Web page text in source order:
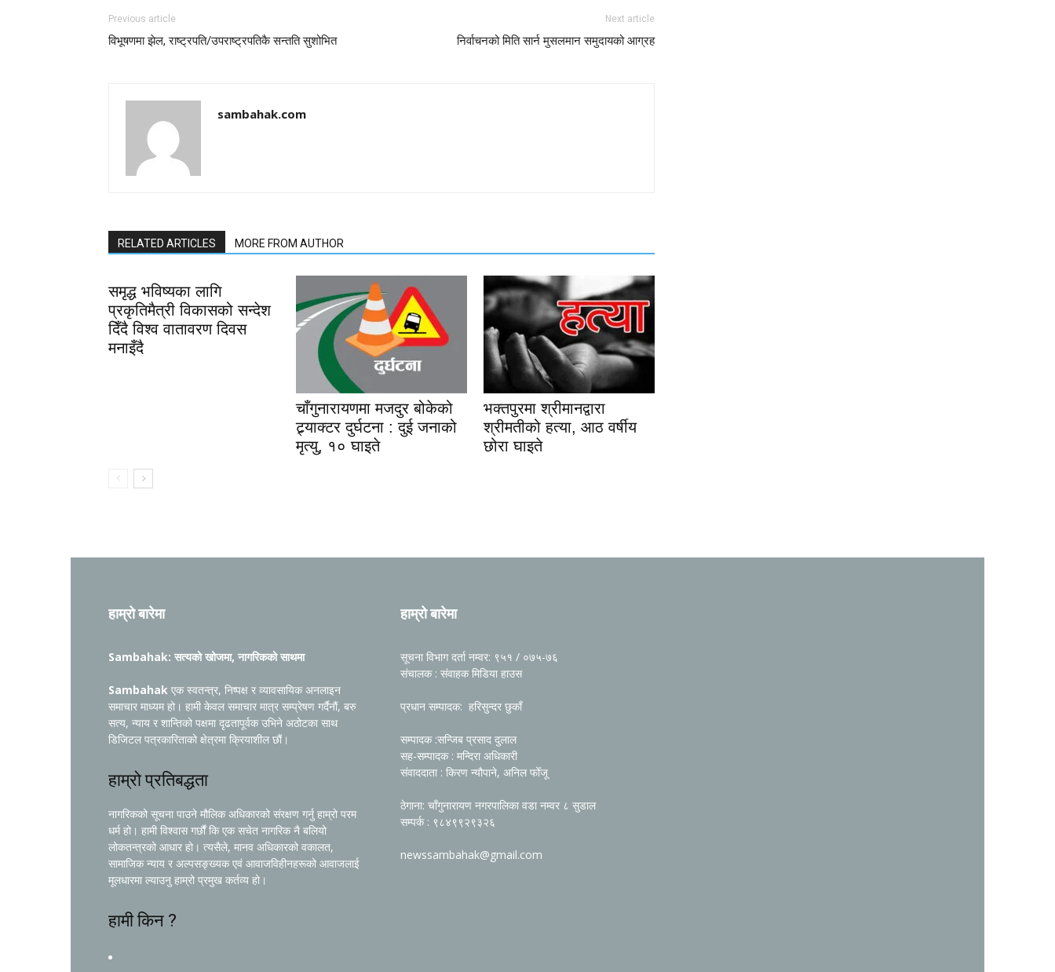
Previous article
विभूषणमा झेल, राष्ट्रपति/उपराष्ट्रपतिकै सन्तति सुशोभित
Next article
निर्वाचनको मिति सार्न मुसलमान समुदायको आग्रह
sambahak.com
RELATED ARTICLES MORE FROM AUTHOR
समृद्ध भविष्यका लागि
प्रकृतिमैत्री विकासको सन्देश
दिँदै विश्व वातावरण दिवस
मनाइँदै
चाँगुनारायणमा मजदुर बोकेको
ट्र्याक्टर दुर्घटना : दुई जनाको
मृत्यु, १० घाइते
भक्तपुरमा श्रीमानद्वारा
श्रीमतीको हत्या, आठ वर्षीय
छोरा घाइते
हाम्रो बारेमा
Sambahak: सत्यको खोजमा, नागरिकको साथमा
Sambahak एक स्वतन्त्र, निष्पक्ष र व्यावसायिक अनलाइन
समाचार माध्यम हो। हामी केवल समाचार मात्र सम्प्रेषण गर्दैनौं, बरु
सत्य, न्याय र शान्तिको पक्षमा दृढतापूर्वक उभिने अठोटका साथ
डिजिटल पत्रकारिताको क्षेत्रमा क्रियाशील छौं।
हाम्रो प्रतिबद्धता
नागरिकको सूचना पाउने मौलिक अधिकारको संरक्षण गर्नु हाम्रो परम
धर्म हो। हामी विश्वास गर्छौं कि एक सचेत नागरिक नै बलियो
लोकतन्त्रको आधार हो। त्यसैले, मानव अधिकारको वकालत,
सामाजिक न्याय र अल्पसङ्ख्यक एवं आवाजविहीनहरूको आवाजलाई
मूलधारमा ल्याउनु हाम्रो प्रमुख कर्तव्य हो।
हामी किन ?
हाम्रो बारेमा
सूचना विभाग दर्ता नम्वर: ९५१ / ०७५-७६
संचालक : संवाहक मिडिया हाउस
प्रधान सम्पादक: हरिसुन्दर छुकाँ
सम्पादक :सन्जिब प्रसाद दुलाल
सह-सम्पादक : मन्दिरा अधिकारी
संवाददाता : किरण न्यौपाने, अनिल फोँजू
ठेगाना: चाँगुनारायण नगरपालिका वडा नम्वर ८ सुडाल
सम्पर्क : ९८४९९२९३२६
newssambahak@gmail.com